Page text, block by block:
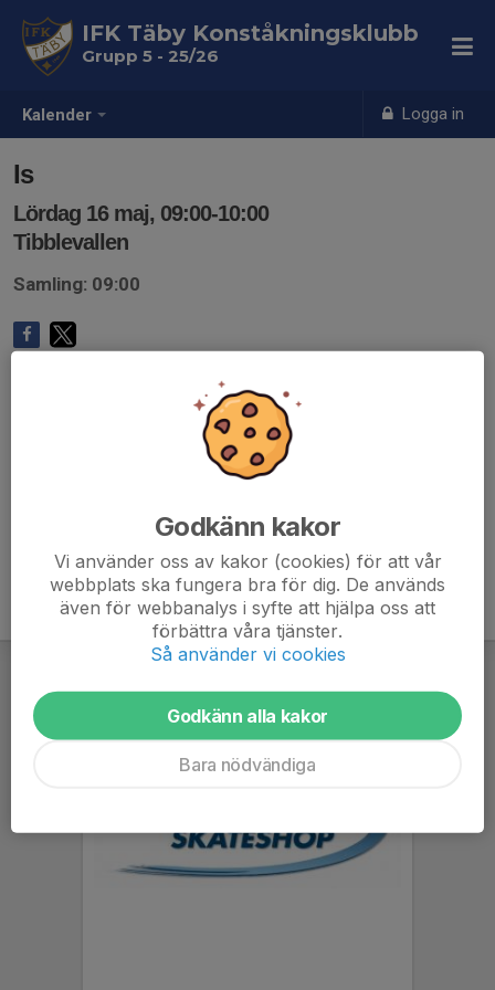
Kalender Logga in
IFK Täby Konståkningsklubb
Grupp 5 - 25/26
Is
Lördag 16 maj, 09:00-10:00
Tibblevallen
Samling: 09:00
Godkänn kakor
Vi använder oss av kakor (cookies) för att vår
webbplats ska fungera bra för dig. De används
även för webbanalys i syfte att hjälpa oss att
förbättra våra tjänster.
Så använder vi cookies
Godkänn alla kakor
Bara nödvändiga